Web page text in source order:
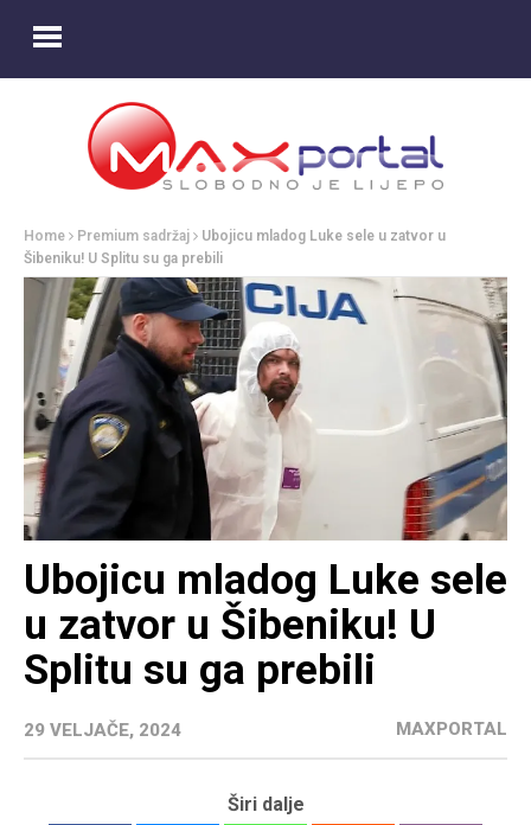
Home Premium sadržaj
Ubojicu mladog Luke sele u zatvor u
Šibeniku! U Splitu su ga prebili
Ubojicu mladog Luke sele
u zatvor u Šibeniku! U
Splitu su ga prebili
29 VELJAČE, 2024 MAXPORTAL
Širi dalje